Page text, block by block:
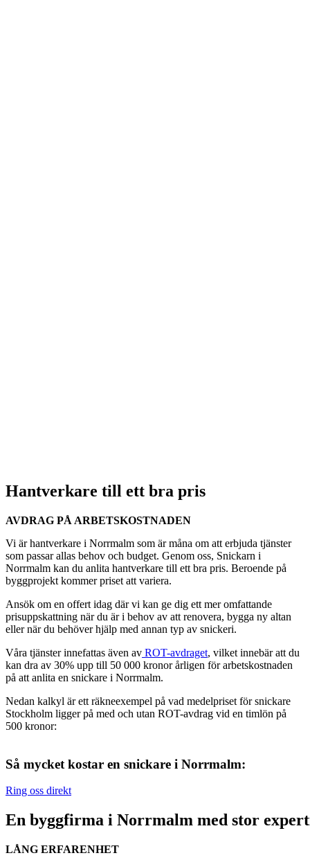
Hantverkare till ett bra pris
AVDRAG PÅ ARBETSKOSTNADEN
Vi är hantverkare i Norrmalm som är måna om att erbjuda tjänster
som passar allas behov och budget. Genom oss, Snickarn i
Norrmalm kan du anlita hantverkare till ett bra pris. Beroende på
byggprojekt kommer priset att variera.
Ansök om en offert idag där vi kan ge dig ett mer omfattande
prisuppskattning när du är i behov av att renovera, bygga ny altan
eller när du behöver hjälp med annan typ av snickeri.
Våra tjänster innefattas även av ROT-avdraget, vilket innebär att du
kan dra av 30% upp till 50 000 kronor årligen för arbetskostnaden
på att anlita en snickare i Norrmalm.
Nedan kalkyl är ett räkneexempel på vad medelpriset för snickare
Stockholm ligger på med och utan ROT-avdrag vid en timlön på
500 kronor:
Så mycket kostar en snickare i Norrmalm:
Ring oss direkt
En byggfirma i Norrmalm med stor
LÅNG ERFARENHET